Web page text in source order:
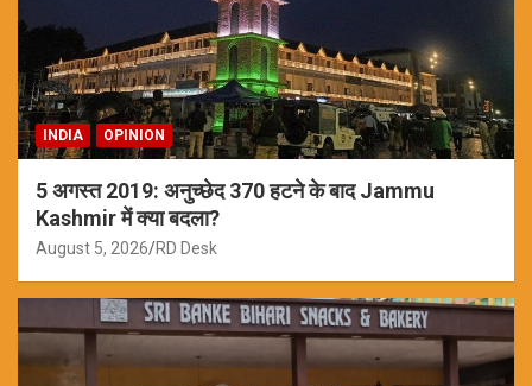
INDIA OPINION
5 अगस्त 2019: अनुच्छेद 370 हटने के बाद Jammu
Kashmir में क्या बदला?
August 5, 2026 RD Desk